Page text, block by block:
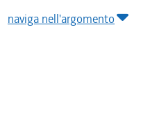
naviga nell'argomento